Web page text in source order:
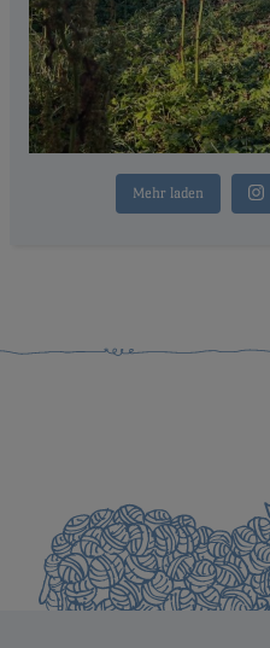
Mehr laden